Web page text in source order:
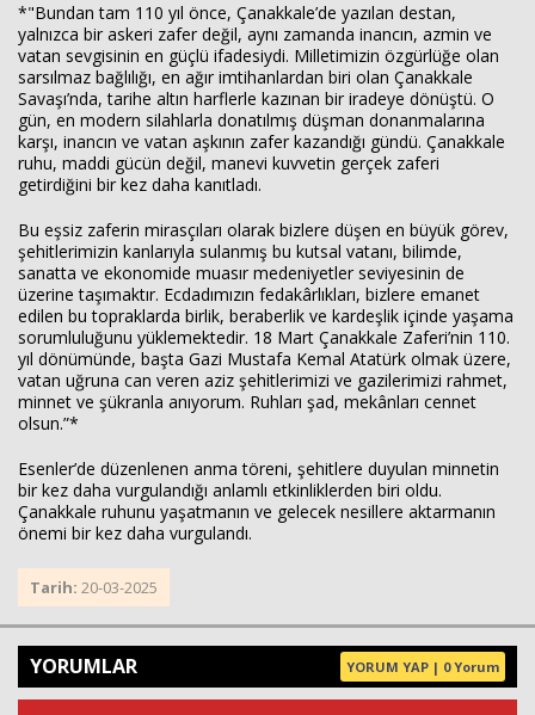
*"Bundan tam 110 yıl önce, Çanakkale’de yazılan destan,
yalnızca bir askeri zafer değil, aynı zamanda inancın, azmin ve
vatan sevgisinin en güçlü ifadesiydi. Milletimizin özgürlüğe olan
sarsılmaz bağlılığı, en ağır imtihanlardan biri olan Çanakkale
Savaşı’nda, tarihe altın harflerle kazınan bir iradeye dönüştü. O
gün, en modern silahlarla donatılmış düşman donanmalarına
karşı, inancın ve vatan aşkının zafer kazandığı gündü. Çanakkale
ruhu, maddi gücün değil, manevi kuvvetin gerçek zaferi
getirdiğini bir kez daha kanıtladı.
Bu eşsiz zaferin mirasçıları olarak bizlere düşen en büyük görev,
şehitlerimizin kanlarıyla sulanmış bu kutsal vatanı, bilimde,
sanatta ve ekonomide muasır medeniyetler seviyesinin de
üzerine taşımaktır. Ecdadımızın fedakârlıkları, bizlere emanet
edilen bu topraklarda birlik, beraberlik ve kardeşlik içinde yaşama
sorumluluğunu yüklemektedir. 18 Mart Çanakkale Zaferi’nin 110.
yıl dönümünde, başta Gazi Mustafa Kemal Atatürk olmak üzere,
vatan uğruna can veren aziz şehitlerimizi ve gazilerimizi rahmet,
minnet ve şükranla anıyorum. Ruhları şad, mekânları cennet
olsun.”*
Esenler’de düzenlenen anma töreni, şehitlere duyulan minnetin
bir kez daha vurgulandığı anlamlı etkinliklerden biri oldu.
Çanakkale ruhunu yaşatmanın ve gelecek nesillere aktarmanın
önemi bir kez daha vurgulandı.
Tarih: 20-03-2025
YORUMLAR YORUM YAP | 0 Yorum